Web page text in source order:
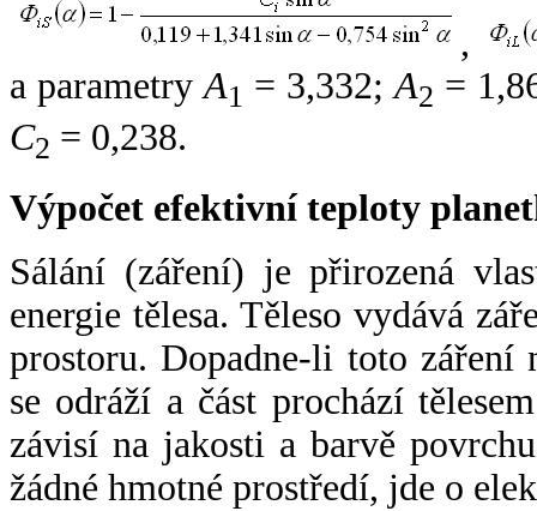
,
a parametryA1 = 3,332;A2 =
C2 = 0,238.
Výpočet efektivní teploty
Sálání (záření) je přirozená
energie tělesa. Těleso vydává
prostoru. Dopadne-li toto záření
se odráží a část prochází
závisí na jakosti a barvě
žádné hmotné prostředí, jde o